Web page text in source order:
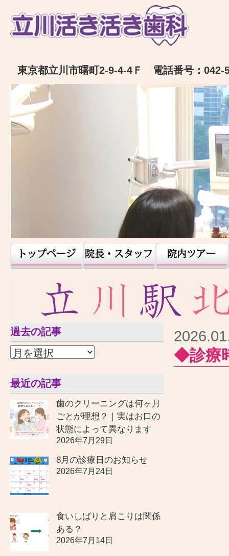
東京都立川市曙町2-9-4-4Ｆ 電話番号：042-
過去の記事
最近の記事
歯のクリーニングは何ヶ月
ごとが理想？｜実はお口の
状態によって異なります
2026年7月29日
8月の診療日のお知らせ
2026年7月24日
食いしばりと肩こりは関係
ある？
2026年7月14日
◆診療